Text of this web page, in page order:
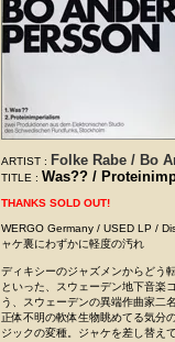
ARTIST : Folke Rabe / Bo
TITLE : Was?? /
THANKS SOLD OUT!
WERGO Germany / USED LP /
ャケ裏にわずかに軽度の汚れ
ディキシーのジャズメンからどう
といった、スウェーデン地下音楽
う、スウェーデンの異端作曲家二
正体不明の軟体生物眺めてる気分
ジックの変種。ジャケを差し替え